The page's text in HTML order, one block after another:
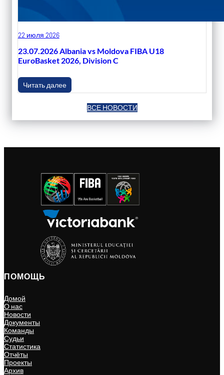
22 июля 2026
23.07.2026 Albania vs Moldova FIBA U18
EuroBasket 2026, Division C
Читать далее
ВСЕ НОВОСТИ
ПОМОЩЬ
Домой
О нас
Новости
Документы
Команды
Судьи
Статистика
Отчёты
Проекты
Архив